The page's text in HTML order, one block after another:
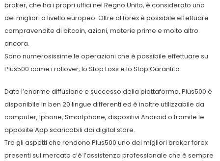
broker, che ha i propri uffici nel Regno Unito, è considerato uno
dei migliori a livello europeo. Oltre al forex è possibile effettuare
compravendite di bitcoin, azioni, materie prime e molto altro
ancora.
Sono numerosissime le operazioni che è possibile effettuare su
Plus500 come i rollover, lo Stop Loss e lo Stop Garantito.
Data l’enorme diffusione e successo della piattaforma, Plus500 è
disponibile in ben 20 lingue differenti ed è inoltre utilizzabile da
computer, Iphone, Smartphone, dispositivi Android o tramite le
apposite App scaricabili dai digital store.
Tra gli aspetti che rendono Plus500 uno dei migliori broker forex
presenti sul mercato c’è l’assistenza professionale che è sempre